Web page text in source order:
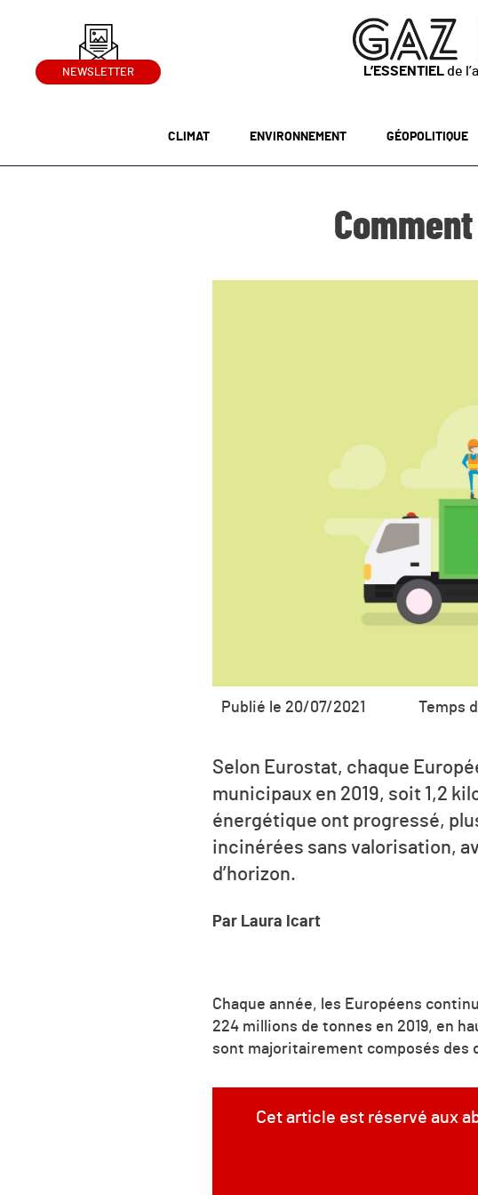
NEWSLETTER L’ESSENTIEL de
CLIMAT ENVIRONNEMENT GÉOPOLITIQUE
Publié le 20/07/2021 Temps
Selon Eurostat, chaque
municipaux en 2019, soit 1,2
énergétique ont progressé,
incinérées sans valorisation,
d’horizon.
Par Laura Icart
Chaque année, les Européens
224 millions de tonnes en 2019, en
sont majoritairement composés des
Cet article est réservé aux